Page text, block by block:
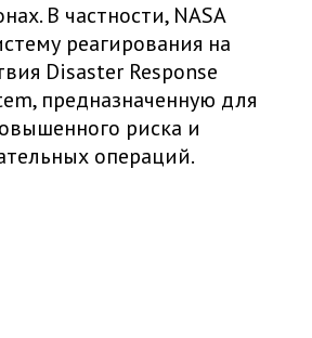
В частности, NASA
реагирования на
Disaster Response
предназначенную для
риска и
операций.